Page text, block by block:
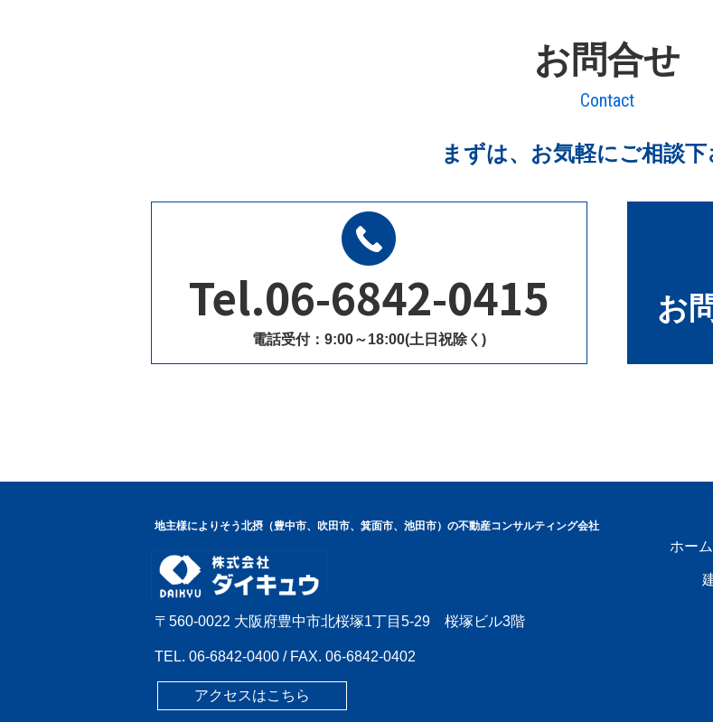
お問合せ
Contact
まずは、お気軽にご相談下
Tel.06-6842-0415
電話受付：9:00～18:00(土日祝除く)
お
地主様によりそう北摂（豊中市、吹田市、箕面市、池田市）の不動産コンサルティング会社
〒560-0022 大阪府豊中市北桜塚1丁目5-29 桜塚ビル3階
TEL. 06-6842-0400 / FAX. 06-6842-0402
アクセスはこちら
ホーム